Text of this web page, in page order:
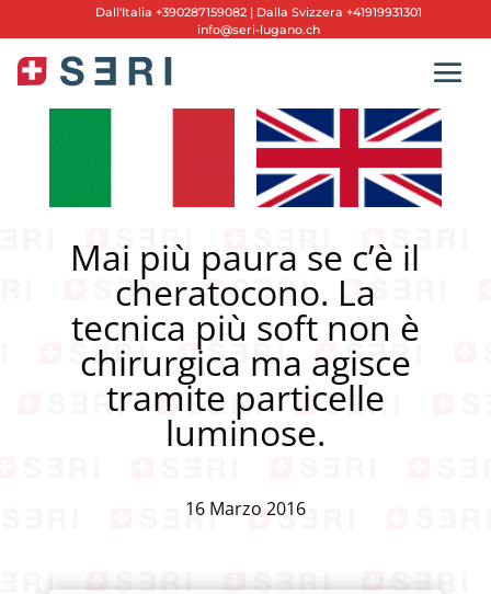
Dall'Italia +390287159082 | Dalla Svizzera +41919931301
info@seri-lugano.ch
Mai più paura se c’è il
cheratocono. La
tecnica più soft non è
chirurgica ma agisce
tramite particelle
luminose.
16 Marzo 2016